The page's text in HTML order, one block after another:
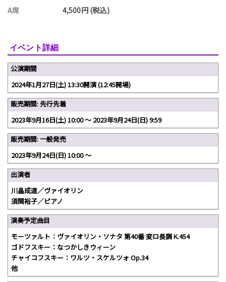
A席
4,500円 (税込)
イベント詳細
公演期間
2024年1月27日(土) 13:30開演 (12:45開場)
販売期間: 先行先着
2023年9月16日(土) 10:00 〜 2023年9月24日(日) 9:59
販売期間: 一般発売
2023年9月24日(日) 10:00 〜
出演者
川畠成道／ヴァイオリン
須関裕子／ピアノ
演奏予定曲目
モーツァルト：ヴァイオリン・ソナタ 第40番 変ロ長調 K.454
ゴドフスキー：なつかしきウィーン
チャイコフスキー：ワルツ・スケルツォ Op.34
他